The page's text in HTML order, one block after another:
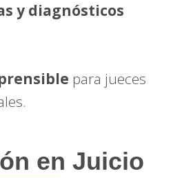
y diagnósticos
para jueces
en Juicio